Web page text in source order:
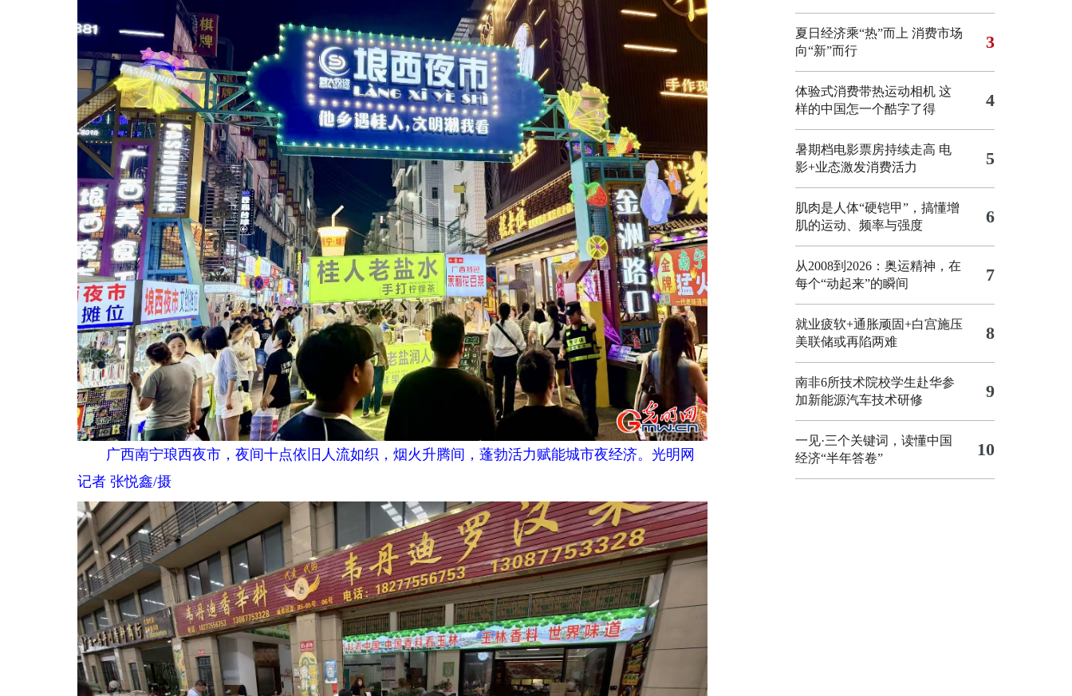
广西南宁琅西夜市，夜间十点依旧人流如织，烟火升腾间，蓬勃活力赋能城市夜经济。光明网
记者 张悦鑫/摄
夏日经济乘“热”而上 消费市场
向“新”而行
3
体验式消费带热运动相机 这
样的中国怎一个酷字了得
4
暑期档电影票房持续走高 电
影+业态激发消费活力
5
肌肉是人体“硬铠甲”，搞懂增
肌的运动、频率与强度
6
从2008到2026：奥运精神，在
每个“动起来”的瞬间
7
就业疲软+通胀顽固+白宫施压
美联储或再陷两难
8
南非6所技术院校学生赴华参
加新能源汽车技术研修
9
一见·三个关键词，读懂中国
经济“半年答卷”
10